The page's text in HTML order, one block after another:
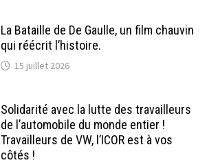
La Bataille de De Gaulle, un film chauvin
qui réécrit l’histoire.
15 juillet 2026
Solidarité avec la lutte des travailleurs
de l’automobile du monde entier !
Travailleurs de VW, l’ICOR est à vos
côtés !